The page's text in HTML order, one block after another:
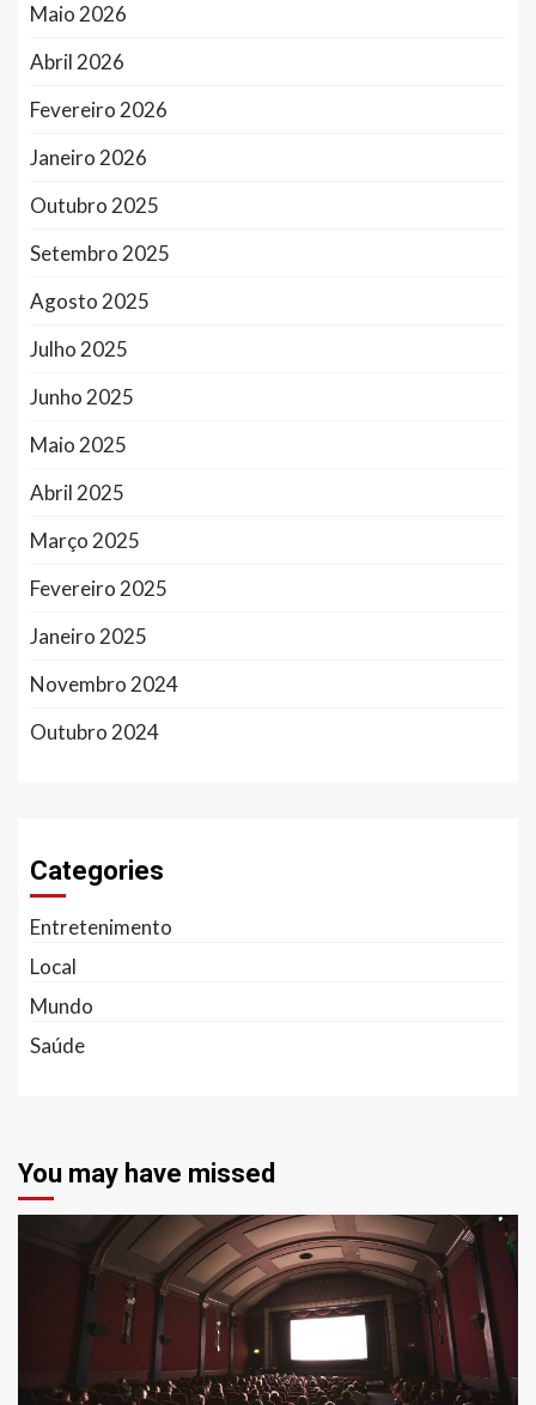
Maio 2026
Abril 2026
Fevereiro 2026
Janeiro 2026
Outubro 2025
Setembro 2025
Agosto 2025
Julho 2025
Junho 2025
Maio 2025
Abril 2025
Março 2025
Fevereiro 2025
Janeiro 2025
Novembro 2024
Outubro 2024
Categories
Entretenimento
Local
Mundo
Saúde
You may have missed
6 min read